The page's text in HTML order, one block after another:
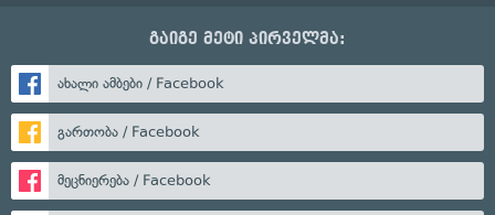
გაიგე მეტი პირველმა:
ახალი ამბები / Facebook
გართობა / Facebook
მეცნიერება / Facebook